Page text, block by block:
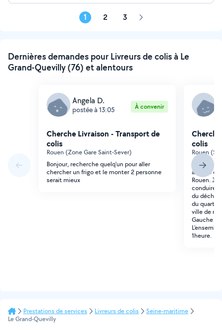
1 2 3 Page
Dernières demandes pour Livreurs de colis à Le
Grand-Quevilly (76) et alentours
Angela D.
postée à 13:05 À convenir
Cherche Livraison - Transport de
colis
Rouen (Zone Gare Saint-Sever)
Bonjour, recherche quelq'un pour aller
chercher un frigo et le monter 2 personne
serait mieux
colis
Rouen
Bonjour,
affaires
Rouen. Je
conduire
du
du
ville de
Gauche
1heure.
Prestations de services Livreurs de colis
Seine-maritime
Le Grand-Quevilly